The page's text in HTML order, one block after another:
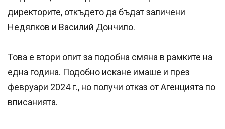
директорите, откъдето да бъдат заличени
Недялков и Василий Дончило.
Това е втори опит за подобна смяна в рамките на
една година. Подобно искане имаше и през
февруари 2024 г., но получи отказ от Агенцията по
вписанията.